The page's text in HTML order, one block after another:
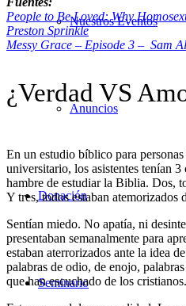
Nuestros Eventos
Anuncios
Donación
Seminario
People to Be Loved: Why
Preston Sprinkle
Messy Grace – Episode 3 – Sam
¿Verdad VS
En un estudio bíblico para
universitario, los asistentes tenían
hambre de estudiar la Biblia. Dos,
Y tres, todos estaban atemorizados
Sentían miedo. No apatía, ni
presentaban semanalmente para
estaban aterrorizados ante la idea
palabras de odio, de enojo,
que han escuchado de los cristianos.